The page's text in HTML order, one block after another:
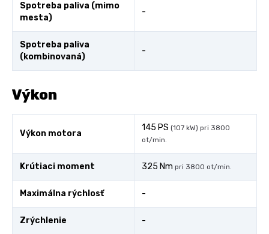
Spotreba paliva (mimo
mesta)
-
Spotreba paliva
(kombinovaná)
-
Výkon
Výkon motora
145 PS (107 kW) pri 3800
ot/min.
Krútiaci moment 325 Nm pri 3800 ot/min.
Maximálna rýchlosť -
Zrýchlenie -